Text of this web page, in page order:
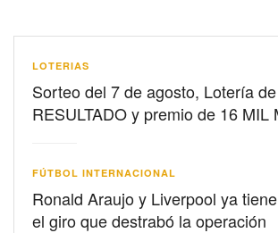
LOTERIAS
Sorteo del 7 de agosto, Lotería
RESULTADO y premio de 16 MIL
FÚTBOL INTERNACIONAL
Ronald Araujo y Liverpool ya
el giro que destrabó la operación